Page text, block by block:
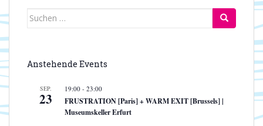
Suchen
Anstehende Events
SEP.
23
19:00 - 23:00
FRUSTRATION [Paris] + WARM EXIT [Brussels] |
Museumskeller Erfurt